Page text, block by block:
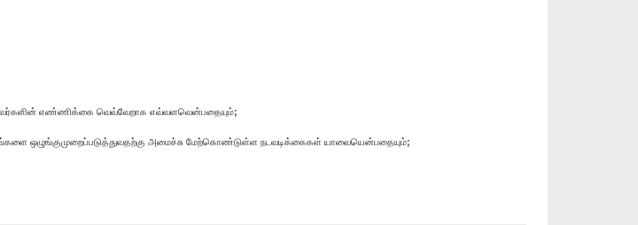
எண்ணிக்கை வெவ்வேறாக எவ்வளவென்பதையும்;
ஒழுங்குமுறைப்படுத்துவதற்கு அமைச்சு மேற்கொண்டுள்ள நடவடிக்கைகள் யாவையென்பதையும்;